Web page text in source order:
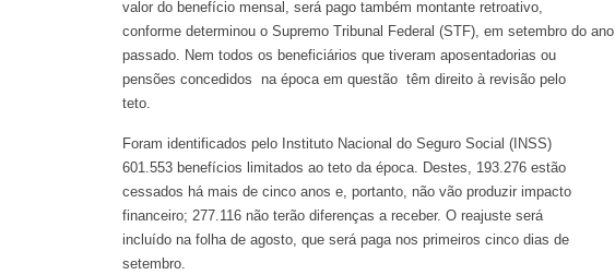
valor do benefício mensal, será pago também montante retroativo,
conforme determinou o Supremo Tribunal Federal (STF), em setembro do ano
passado. Nem todos os beneficiários que tiveram aposentadorias ou
pensões concedidos na época em questão têm direito à revisão pelo
teto.
Foram identificados pelo Instituto Nacional do Seguro Social (INSS)
601.553 benefícios limitados ao teto da época. Destes, 193.276 estão
cessados há mais de cinco anos e, portanto, não vão produzir impacto
financeiro; 277.116 não terão diferenças a receber. O reajuste será
incluído na folha de agosto, que será paga nos primeiros cinco dias de
setembro.